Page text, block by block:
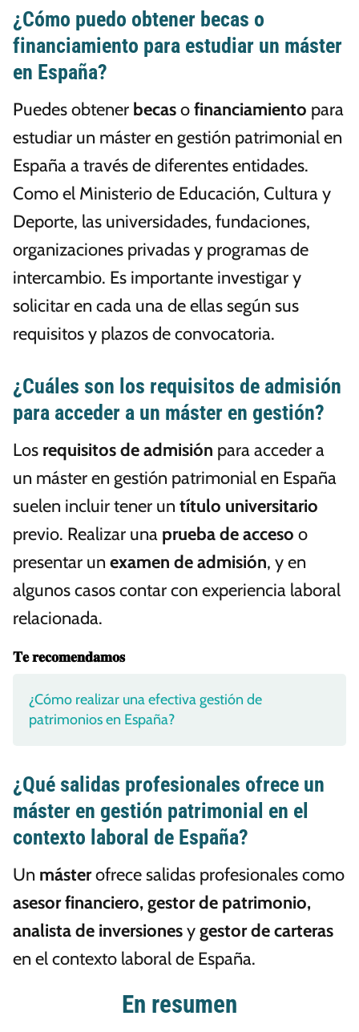
¿Cómo puedo obtener becas o
financiamiento para estudiar un máster
en España?
Puedes obtener becasofinanciamiento para
estudiar un máster en gestión patrimonial en
España a través de diferentes entidades.
Como el Ministerio de Educación, Cultura y
Deporte, las universidades, fundaciones,
organizaciones privadas y programas de
intercambio. Es importante investigar y
solicitar en cada una de ellas según sus
requisitos y plazos de convocatoria.
¿Cuáles son los requisitos de admisión
para acceder a un máster en gestión?
Los requisitos de admisión para acceder a
un máster en gestión patrimonial en España
suelen incluir tener un título universitario
previo. Realizar una prueba de acceso o
presentar un examen de admisión, y en
algunos casos contar con experiencia laboral
relacionada.
𝐓𝐞 𝐫𝐞𝐜𝐨𝐦𝐞𝐧𝐝𝐚𝐦𝐨𝐬
¿Cómo realizar una efectiva gestión de
patrimonios en España?
¿Qué salidas profesionales ofrece un
máster en gestión patrimonial en el
contexto laboral de España?
Un másterofrece salidas profesionales como
asesor financiero, gestor de patrimonio,
analista de inversionesygestor de carteras
en el contexto laboral de España.
En resumen